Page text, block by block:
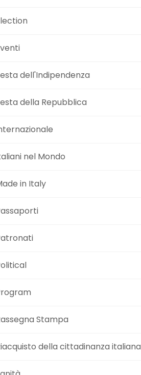
dell'Indipendenza
della Repubblica
nel Mondo
in Italy
Stampa
della cittadinanza italiana